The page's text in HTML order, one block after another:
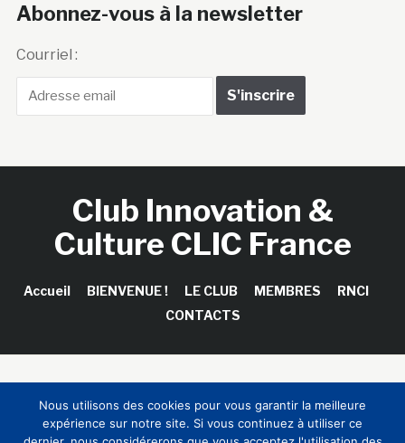
Abonnez-vous à la newsletter
Courriel :
Club Innovation &
Culture CLIC France
Accueil BIENVENUE ! LE CLUB MEMBRES
RNCI
CONTACTS
Sinapses Conseils
Nous utilisons des cookies pour vous garantir la meilleure
expérience sur notre site. Si vous continuez à utiliser ce